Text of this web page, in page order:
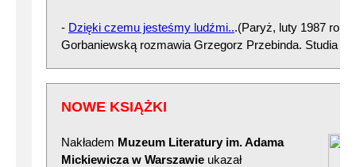
- Dzięki czemu jesteśmy ludźmi...(Paryż, luty 1987
Gorbaniewską rozmawia Grzegorz Przebinda. Studia
NOWE KSIĄŻKI
Nakładem Muzeum Literatury im. Adama
Mickiewicza w Warszawie ukazał